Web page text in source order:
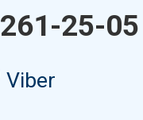
261-25-05
Viber